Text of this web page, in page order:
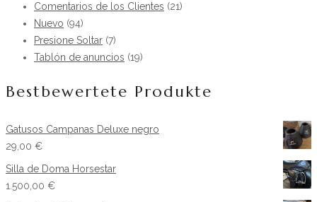
Comentarios de los Clientes (21)
Nuevo (94)
Presione Soltar (7)
Tablón de anuncios (19)
Bestbewertete Produkte
Gatusos Campanas Deluxe negro
29,00 €
Silla de Doma Horsestar
1.500,00 €